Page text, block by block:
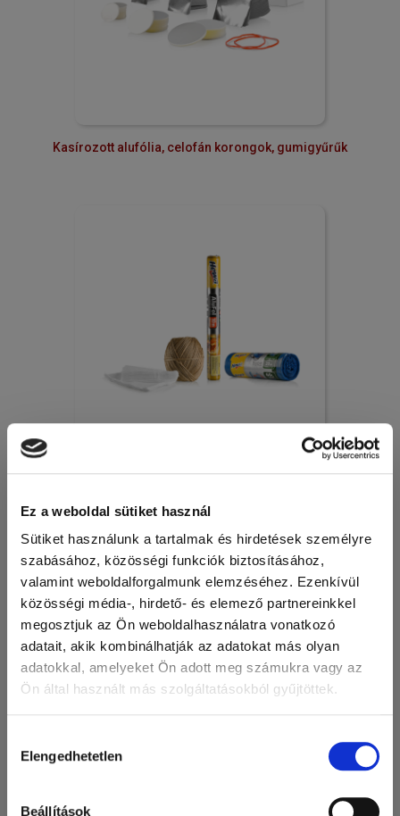
Ez a weboldal sütiket használ
Sütiket használunk a tartalmak és hirdetések személyre
szabásához, közösségi funkciók biztosításához,
valamint weboldalforgalmunk elemzéséhez. Ezenkívül
közösségi média-, hirdető- és elemező partnereinkkel
megosztjuk az Ön weboldalhasználatra vonatkozó
adatait, akik kombinálhatják az adatokat más olyan
adatokkal, amelyeket Ön adott meg számukra vagy az
Ön által használt más szolgáltatásokból gyűjtöttek.
kiválasztása
Elengedhetetlen
Beállítások
Kasírozott alufólia, celofán korongok, gumigyűrűk
Egyéb laboratóriumi kellékek
Műanyag-, papír- és vászon expediáló tasakok, táskák,